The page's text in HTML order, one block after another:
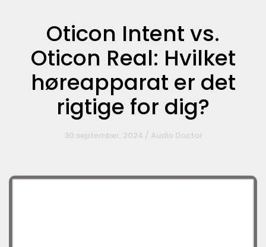
Oticon Intent vs.
Oticon Real: Hvilket
høreapparat er det
rigtige for dig?
30 september, 2024 / Audio Doctor